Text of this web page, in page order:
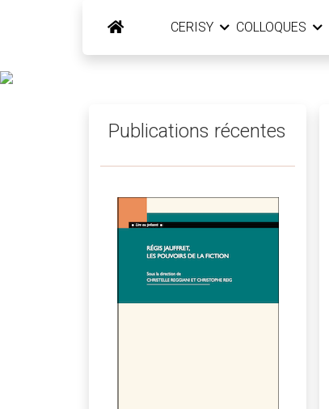
CERISY COLLOQUES
Publications récentes